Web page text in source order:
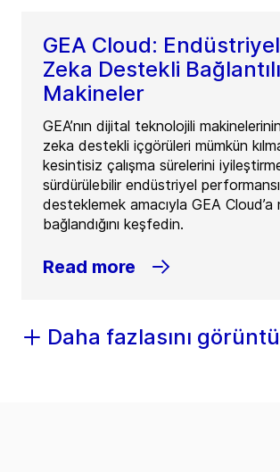
GEA Cloud:
Zeka Destekli Bağlantılı
Makineler
GEA’nın dijital teknolojili
zeka destekli içgörüleri mümkün
kesintisiz çalışma sürelerini
sürdürülebilir endüstriyel performansı
desteklemek amacıyla GEA Cloud’a
bağlandığını keşfedin.
Read more
Daha fazlasını